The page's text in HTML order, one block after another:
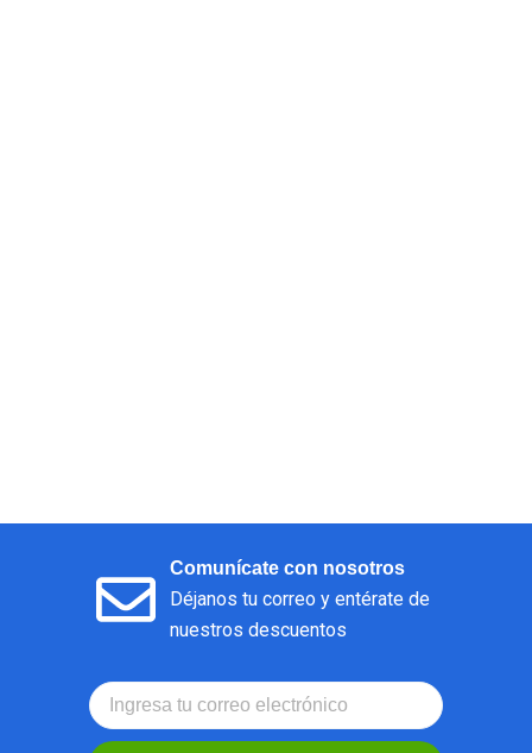
Comunícate con nosotros
Déjanos tu correo y entérate de
nuestros descuentos